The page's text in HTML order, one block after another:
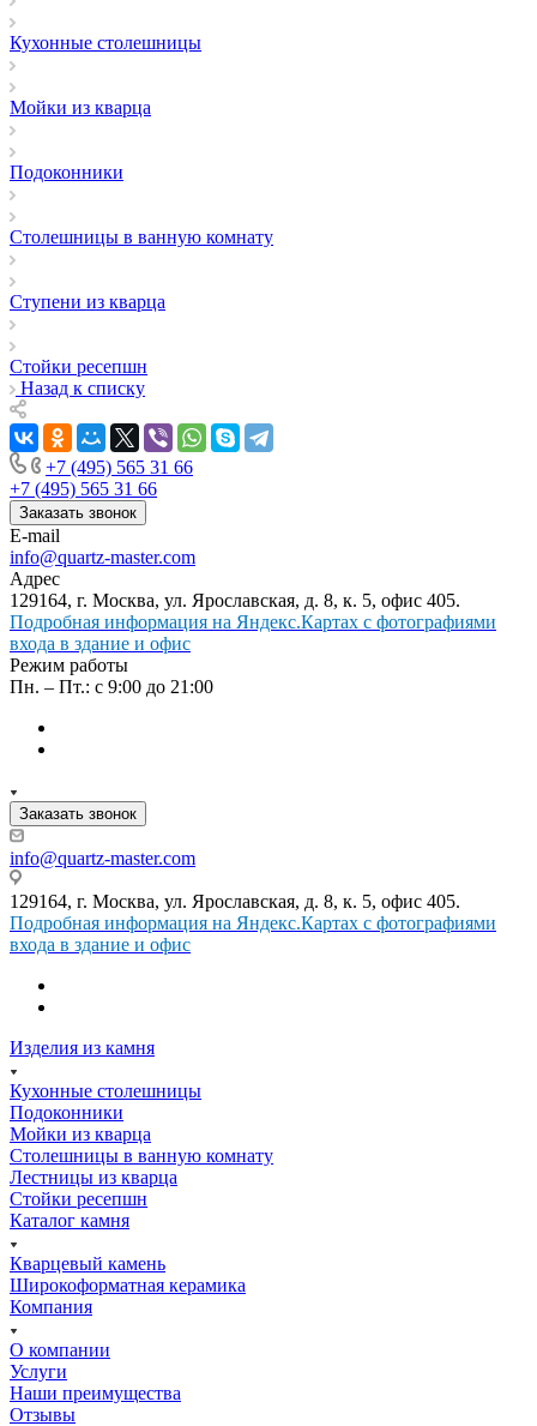
Кухонные столешницы
Мойки из кварца
Подоконники
Столешницы в ванную комнату
Ступени из кварца
Стойки ресепшн
Назад к списку
+7 (495) 565 31 66
+7 (495) 565 31 66
Заказать звонок
E-mail
info@quartz-master.com
Адрес
129164, г. Москва, ул. Ярославская, д. 8, к. 5, офис 405.
Подробная информация на Яндекс.Картах с фотографиями
входа в здание и офис
Режим работы
Пн. – Пт.: с 9:00 до 21:00
Заказать звонок
info@quartz-master.com
129164, г. Москва, ул. Ярославская, д. 8, к. 5, офис 405.
Подробная информация на Яндекс.Картах с фотографиями
входа в здание и офис
Изделия из камня
Кухонные столешницы
Подоконники
Мойки из кварца
Столешницы в ванную комнату
Лестницы из кварца
Стойки ресепшн
Каталог камня
Кварцевый камень
Широкоформатная керамика
Компания
О компании
Услуги
Наши преимущества
Отзывы